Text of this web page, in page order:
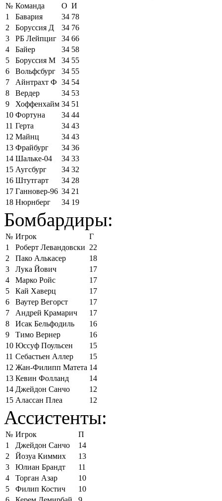
№ Команда О И
1
Бавария 34 78
2
Боруссия Д 34 76
3
РБ Лейпциг 34 66
4
Байер 34 58
5
Боруссия М 34 55
6
Вольфсбург 34 55
7
Айнтрахт Ф 34 54
8
Вердер 34 53
9
Хоффенхайм 34 51
10 Фортуна 34 44
11 Герта 34 43
12 Майнц 34 43
13 Фрайбург 34 36
14 Шальке-04 34 33
15 Аугсбург 34 32
16 Штутгарт 34 28
17 Ганновер-96 34 21
18 Нюрнберг 34 19
Бомбардиры:
№ Игрок
Г
1
Роберт Левандовски 22
2
Пако Алькасер
18
3
Лука Йович
17
4
Марко Ройс
17
5
Кай Хаверц
17
6
Ваутер Вегорст
17
7
Андрей Крамарич
17
8
Исак Бельфодиль
16
9
Тимо Вернер
16
10 Юссуф Поульсен
15
11 Себастьен Аллер
15
12 Жан-Филипп Матета 14
13 Кевин Фолланд
14
14 Джейдон Санчо
12
15 Алассан Плеа 12
Ассистенты:
№ Игрок
П
1
Джейдон Санчо
14
2
Йозуа Киммих
13
3
Юлиан Брандт
11
4
Торган Азар
10
5
Филип Костич
10